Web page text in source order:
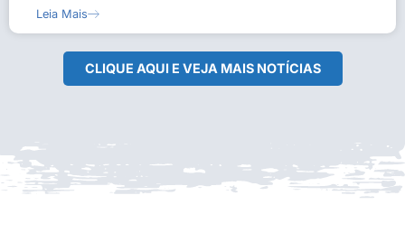
Leia Mais
CLIQUE AQUI E VEJA MAIS NOTÍCIAS